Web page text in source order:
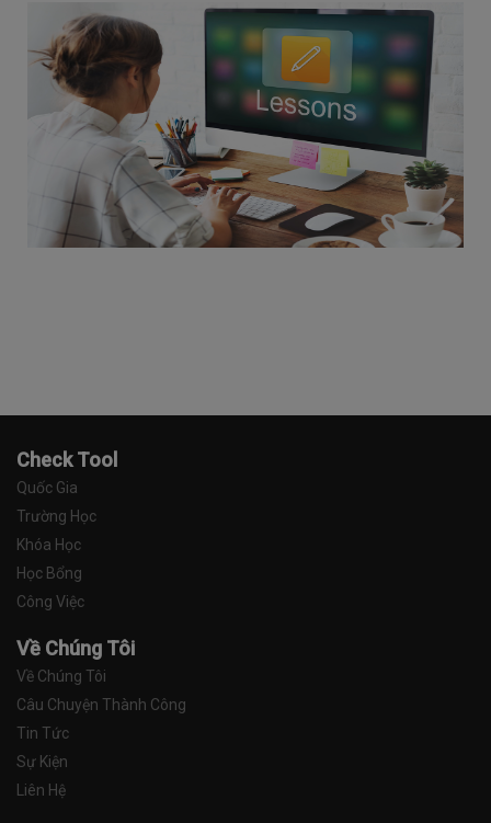
Check Tool
Quốc Gia
Trường Học
Khóa Học
Học Bổng
Công Việc
Về Chúng Tôi
Về Chúng Tôi
Câu Chuyện Thành Công
Tin Tức
Sự Kiện
Liên Hệ